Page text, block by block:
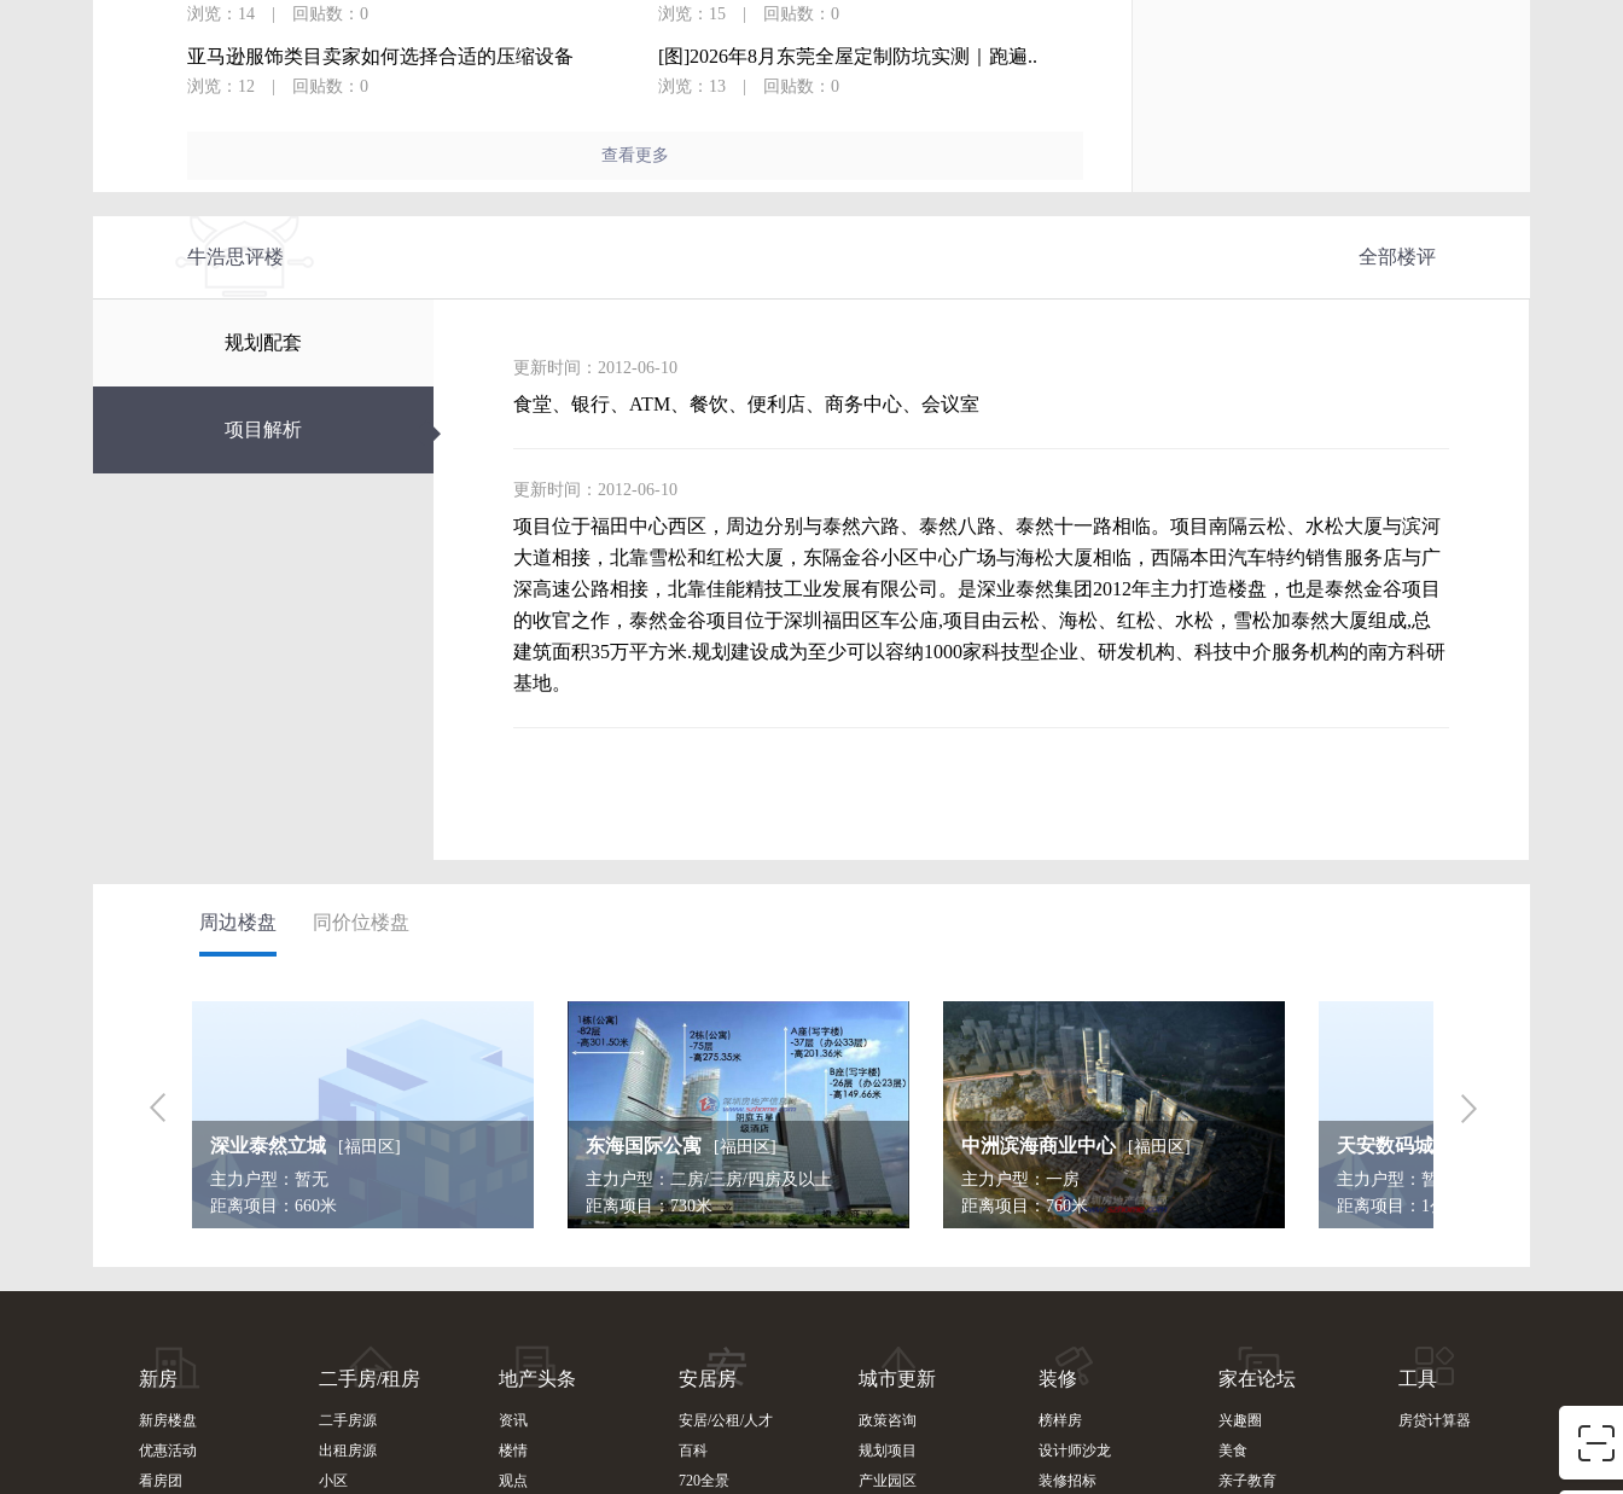
浏览：14 回贴数：0
亚马逊服饰类目卖家如何选择合适的压缩设备
浏览：12 回贴数：0
浏览：15 回贴数：0
[图]2026年8月东莞全屋定制防坑实测｜跑遍..
浏览：13 回贴数：0
查看更多
牛浩思评楼 全部楼评
规划配套
项目解析 ◆
更新时间：2012-06-10
食堂、银行、ATM、餐饮、便利店、商务中心、会议室
更新时间：2012-06-10
项目位于福田中心西区，周边分别与泰然六路、泰然八路、泰然十一路相临。项目南隔云松、水松大厦与滨河
大道相接，北靠雪松和红松大厦，东隔金谷小区中心广场与海松大厦相临，西隔本田汽车特约销售服务店与广
深高速公路相接，北靠佳能精技工业发展有限公司。是深业泰然集团2012年主力打造楼盘，也是泰然金谷项目
的收官之作，泰然金谷项目位于深圳福田区车公庙,项目由云松、海松、红松、水松，雪松加泰然大厦组成,总
建筑面积35万平方米.规划建设成为至少可以容纳1000家科技型企业、研发机构、科技中介服务机构的南方科研
基地。
周边楼盘 同价位楼盘
东海国际公寓
主力户型：二房/三房/四房及以上
距离项目：730米
中洲滨海商业中心
[福田区]
主力户型：一房
距离项目：760米
天安数码城旧改
[福田区]
主力户型：暂无
距离项目：1公里
深业中城
主力户型：三房/四房及以上
距离项目：1.15公里
新房
新房楼盘
优惠活动
看房团
二手房/租房
二手房源
出租房源
小区
地产头条
资讯
楼情
观点
安居房
安居/公租/人才
百科
720全景
城市更新
政策咨询
规划项目
产业园区
装修
榜样房
设计师沙龙
装修招标
家在论坛
兴趣圈
美食
亲子教育
工具
房贷计算器